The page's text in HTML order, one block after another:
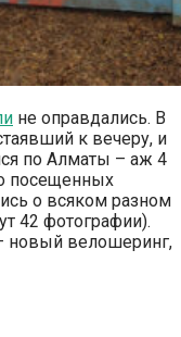
не оправдались. В
к вечеру, и
по Алматы – аж 4
посещенных
о всяком разном
42 фотографии).
новый велошеринг,